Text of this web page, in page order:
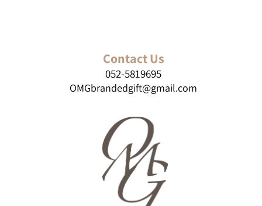
Contact Us
052-5819695
OMGbrandedgift@gmail.com